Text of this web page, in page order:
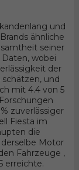
und
ähnliche
seiner
wobei
der
und
mit 4.4 von 5
zuverlässiger
Fiesta im
die
Motor
Fahrzeuge ,
erreichte.